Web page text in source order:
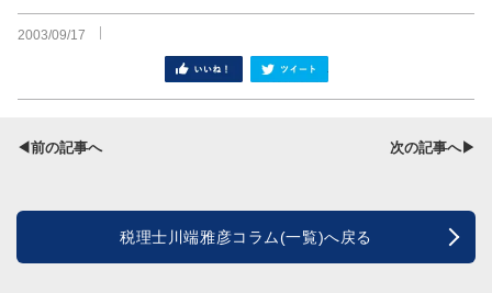
2003/09/17
シェア
◀前の記事へ 次の記事へ▶
税理士川端雅彦コラム(一覧)へ戻る